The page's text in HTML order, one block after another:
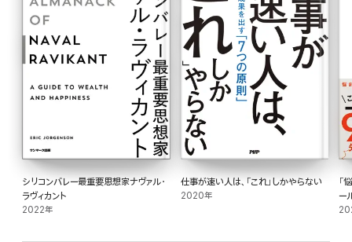
シリコンバレー最重要思想家ナヴァル・
ラヴィカント
2022年
仕事が速い人は、「これ」しかやらない
2020年
「
ー